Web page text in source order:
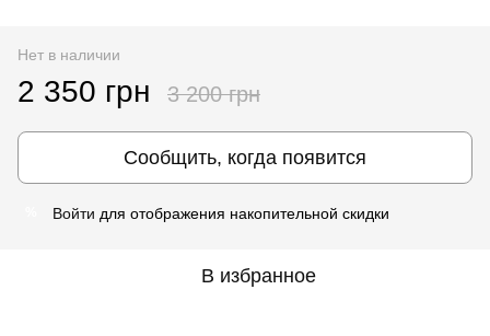
Нет в наличии
2 350 грн 3 200 грн
Сообщить, когда появится
Войти для отображения накопительной скидки
В избранное